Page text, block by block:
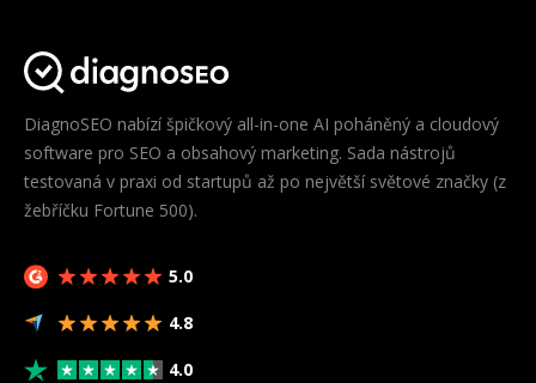
DiagnoSEO nabízí špičkový all-in-one AI poháněný a cloudový
software pro SEO a obsahový marketing. Sada nástrojů
testovaná v praxi od startupů až po největší světové značky (z
žebříčku Fortune 500).
5.0
4.8
4.0